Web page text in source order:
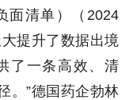
面清单）（2024
提升了数据出境
了一条高效、清
。”德国药企勃林